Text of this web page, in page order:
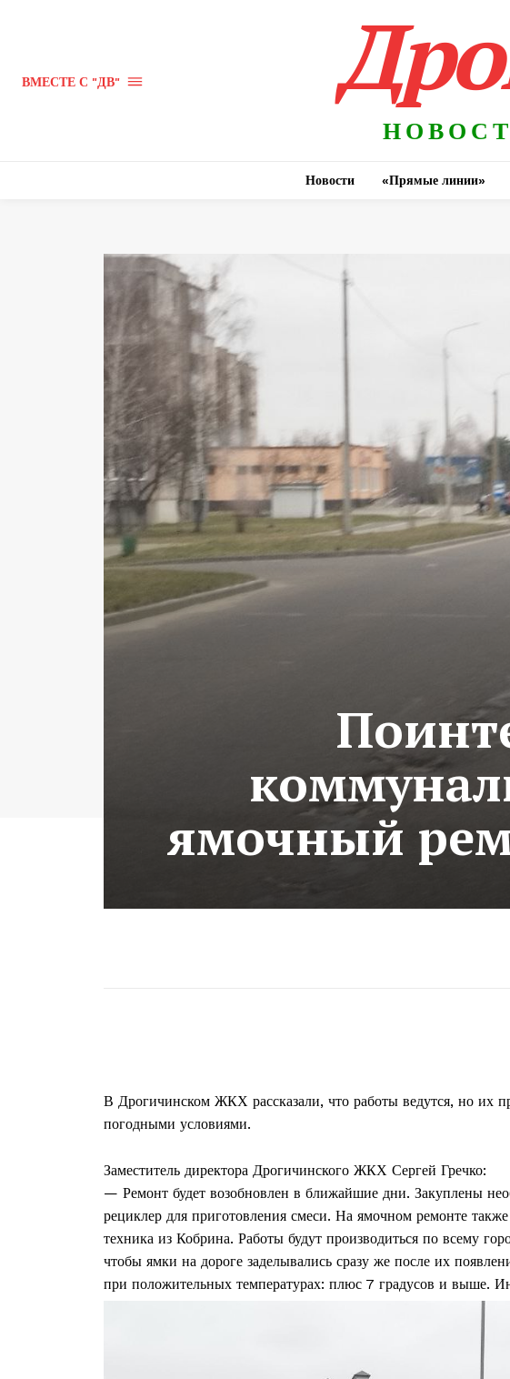
ВМЕСТЕ С "ДВ"
Новости «Прямые линии»
ямочный
В Дрогичинском ЖКХ рассказали, что работы ведутся, но их
погодными условиями.
Заместитель директора Дрогичинского ЖКХ Сергей Гречко:
— Ремонт будет возобновлен в ближайшие дни. Закуплены
рециклер для приготовления смеси. На ямочном ремонте также
техника из Кобрина. Работы будут производиться по всему
чтобы ямки на дороге заделывались сразу же после их
при положительных температурах: плюс 7 градусов и выше.